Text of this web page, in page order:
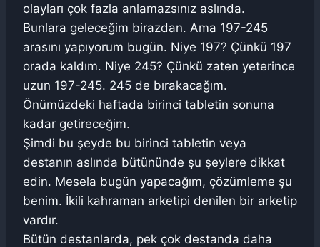
olayları çok fazla anlamazsınız aslında.
Bunlara geleceğim birazdan. Ama 197-245
arasını yapıyorum bugün. Niye 197? Çünkü 197
orada kaldım. Niye 245? Çünkü zaten yeterince
uzun 197-245. 245 de bırakacağım.
Önümüzdeki haftada birinci tabletin sonuna
kadar getireceğim.
Şimdi bu şeyde bu birinci tabletin veya
destanın aslında bütününde şu şeylere dikkat
edin. Mesela bugün yapacağım, çözümleme şu
benim. İkili kahraman arketipi denilen bir arketip
vardır.
Bütün destanlarda, pek çok destanda daha